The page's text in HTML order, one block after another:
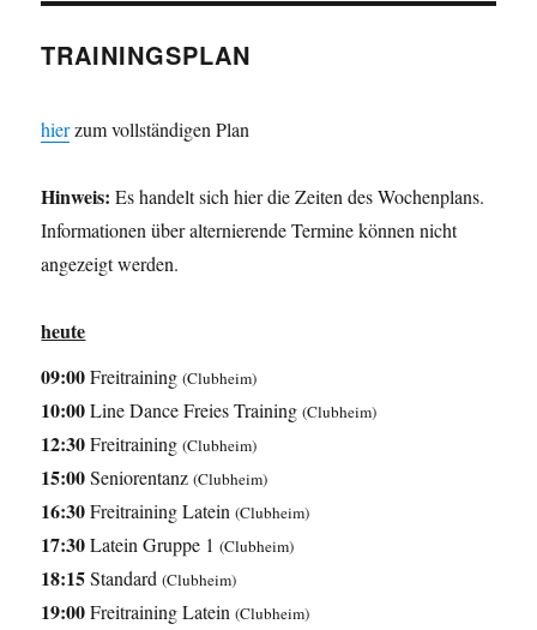
TRAININGSPLAN
hierzum vollständigen Plan
Hinweis: Es handelt sich hier die Zeiten des Wochenplans.
Informationen über alternierende Termine können nicht
angezeigt werden.
heute
09:00Freitraining(Clubheim)
10:00Line Dance Freies Training(Clubheim)
12:30Freitraining(Clubheim)
15:00Seniorentanz(Clubheim)
16:30Freitraining Latein(Clubheim)
17:30Latein Gruppe 1(Clubheim)
18:15Standard(Clubheim)
19:00Freitraining Latein(Clubheim)